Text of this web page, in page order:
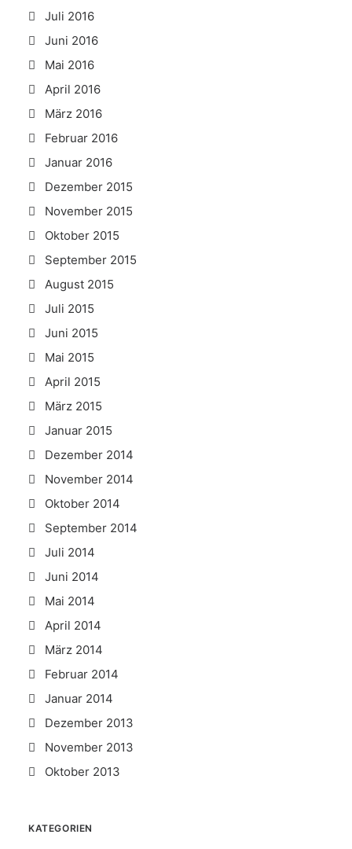
Juli 2016
Juni 2016
Mai 2016
April 2016
März 2016
Februar 2016
Januar 2016
Dezember 2015
November 2015
Oktober 2015
September 2015
August 2015
Juli 2015
Juni 2015
Mai 2015
April 2015
März 2015
Januar 2015
Dezember 2014
November 2014
Oktober 2014
September 2014
Juli 2014
Juni 2014
Mai 2014
April 2014
März 2014
Februar 2014
Januar 2014
Dezember 2013
November 2013
Oktober 2013
KATEGORIEN